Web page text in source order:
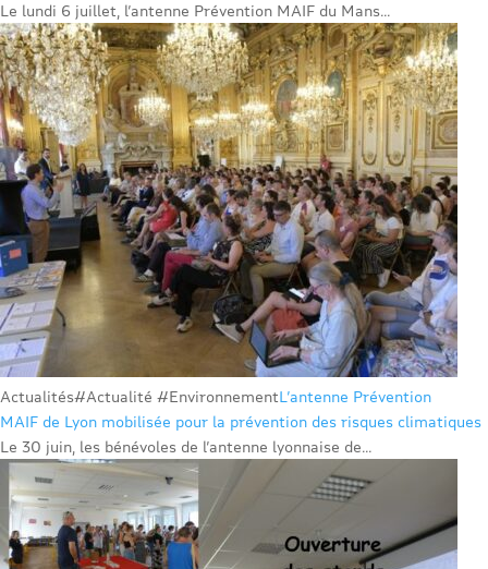
Le lundi 6 juillet, l’antenne Prévention MAIF du Mans...
Actualités#Actualité #EnvironnementL’antenne Prévention
MAIF de Lyon mobilisée pour la prévention des risques climatiques
Le 30 juin, les bénévoles de l’antenne lyonnaise de...